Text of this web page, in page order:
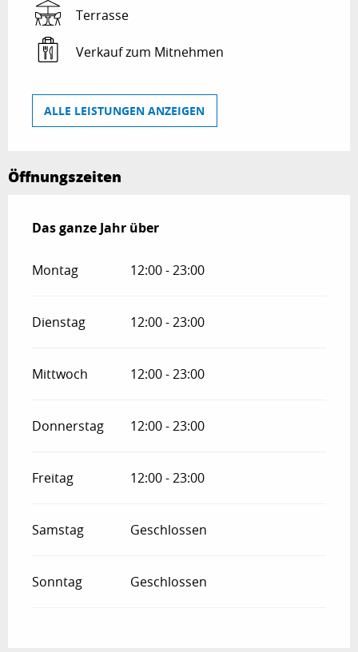
Terrasse
Verkauf zum Mitnehmen
ALLE LEISTUNGEN ANZEIGEN
Öffnungszeiten
Das ganze Jahr über
Das ganze Jahr über
Montag 12:00 - 23:00
Dienstag 12:00 - 23:00
Mittwoch 12:00 - 23:00
Donnerstag 12:00 - 23:00
Freitag 12:00 - 23:00
Samstag Geschlossen
Sonntag Geschlossen